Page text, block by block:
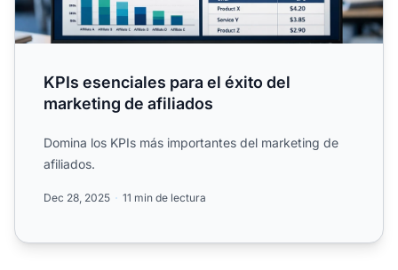
KPIs esenciales para el éxito del
marketing de afiliados
Domina los KPIs más importantes del marketing de
afiliados.
Dec 28, 2025 11 min de lectura